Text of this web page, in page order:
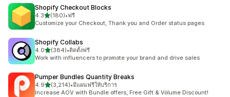
Shopify Checkout Blocks
4.3เต็ม 5 ดาว
(180)
ทั้งหมด 180 รีวิว
•ฟรี
Customize your Checkout, Thank you and Order status pages
Shopify Collabs
4.0เต็ม 5 ดาว
(384)
ทั้งหมด 384 รีวิว
•ติดตั้งฟรี
Work with influencers to promote your brand and drive sales
Pumper Bundles Quantity Breaks
4.9เต็ม 5 ดาว
(3,214)
ทั้งหมด 3214 รีวิว
•มีแผนฟรีให้บริการ
Increase AOV with Bundle offers, Free Gift & Volume Discount!